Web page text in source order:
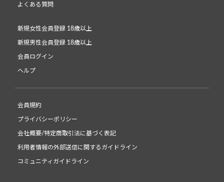
よくある質問
新規女性会員登録 18歳以上
新規男性会員登録 18歳以上
会員ログイン
ヘルプ
会員規約
プライバシーポリシー
会社概要/特定商取引法に基づく表記
利用者情報の外部送信に関するガイドライン
コミュニティガイドライン